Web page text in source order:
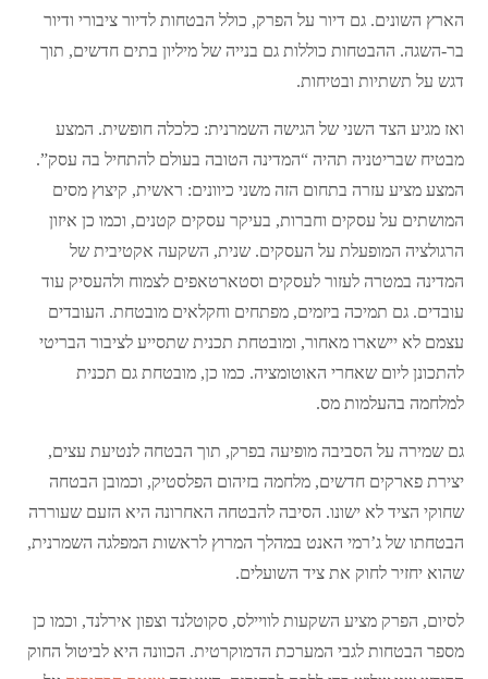
הארץ השונים. גם דיור על הפרק, כולל הבטחות לדיור ציבורי ודיור
בר-השגה. ההבטחות כוללות גם בנייה של מיליון בתים חדשים, תוך
דגש על תשתיות ובטיחות.
ואז מגיע הצד השני של הגישה השמרנית: כלכלה חופשית. המצע
מבטיח שבריטניה תהיה “המדינה הטובה בעולם להתחיל בה עסק”.
המצע מציע עזרה בתחום הזה משני כיוונים: ראשית, קיצוץ מסים
המושתים על עסקים וחברות, בעיקר עסקים קטנים, וכמו כן איזון
הרגולציה המופעלת על העסקים. שנית, השקעה אקטיבית של
המדינה במטרה לעזור לעסקים וסטארטאפים לצמוח ולהעסיק עוד
עובדים. גם תמיכה ביזמים, מפתחים וחקלאים מובטחת. העובדים
עצמם לא יישארו מאחור, ומובטחת תכנית שתסייע לציבור הבריטי
להתכונן ליום שאחרי האוטומציה. כמו כן, מובטחת גם תכנית
למלחמה בהעלמות מס.
גם שמירה על הסביבה מופיעה בפרק, תוך הבטחה לנטיעת עצים,
יצירת פארקים חדשים, מלחמה בזיהום הפלסטיק, וכמובן הבטחה
שחוקי הציד לא ישונו. הסיבה להבטחה האחרונה היא הזעם שעוררה
הבטחתו של ג’רמי האנט במהלך המרוץ לראשות המפלגה השמרנית,
שהוא יחזיר לחוק את ציד השועלים.
לסיום, הפרק מציע השקעות לוויילס, סקוטלנד וצפון אירלנד, וכמו כן
מספר הבטחות לגבי המערכת הדמוקרטית. הכוונה היא לביטול החוק